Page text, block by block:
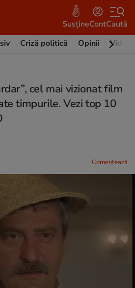
SusțineContCaută
Criză politică Opinii Video
cel mai vizionat film
timpurile. Vezi top 10
Comentează